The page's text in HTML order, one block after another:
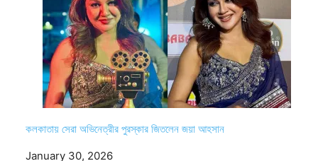
কলকাতায় সেরা অভিনেত্রীর পুরস্কার জিতলেন জয়া আহসান
Date
January 30, 2026